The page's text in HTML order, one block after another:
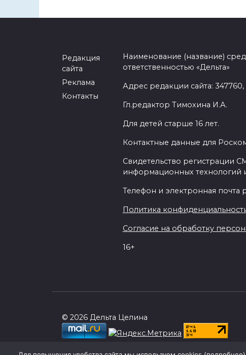
Редакция
сайта
Реклама
Контакты
Наименование (название)
ответственностью «Дельта»
Адрес редакции сайта: 347760,
Гл.редактор Тимохина И.А.
Для детей старше 16 лет.
Контактные данные для
Свидетельство регистрации
информационных технологий
Телефон и электронная почта
Политика
Согласие на обработку
16+
© 2026 Дельта Целина